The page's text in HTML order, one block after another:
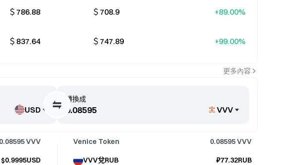
＄786.88 ＄708.9 +89.00%
＄837.64 ＄747.89 +99.00%
更多內容
轉換成
VVV
USD
0.08595VVV
$0.9995USD
Venice Token 0.08595VVV
VVV兌RUB ₽77.32RUB